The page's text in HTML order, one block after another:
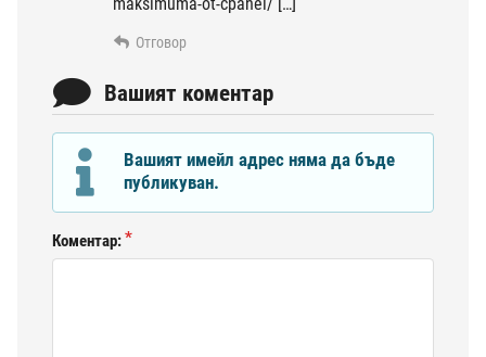
Отговор
Вашият коментар
Вашият имейл адрес няма да бъде
публикуван.
Коментар: